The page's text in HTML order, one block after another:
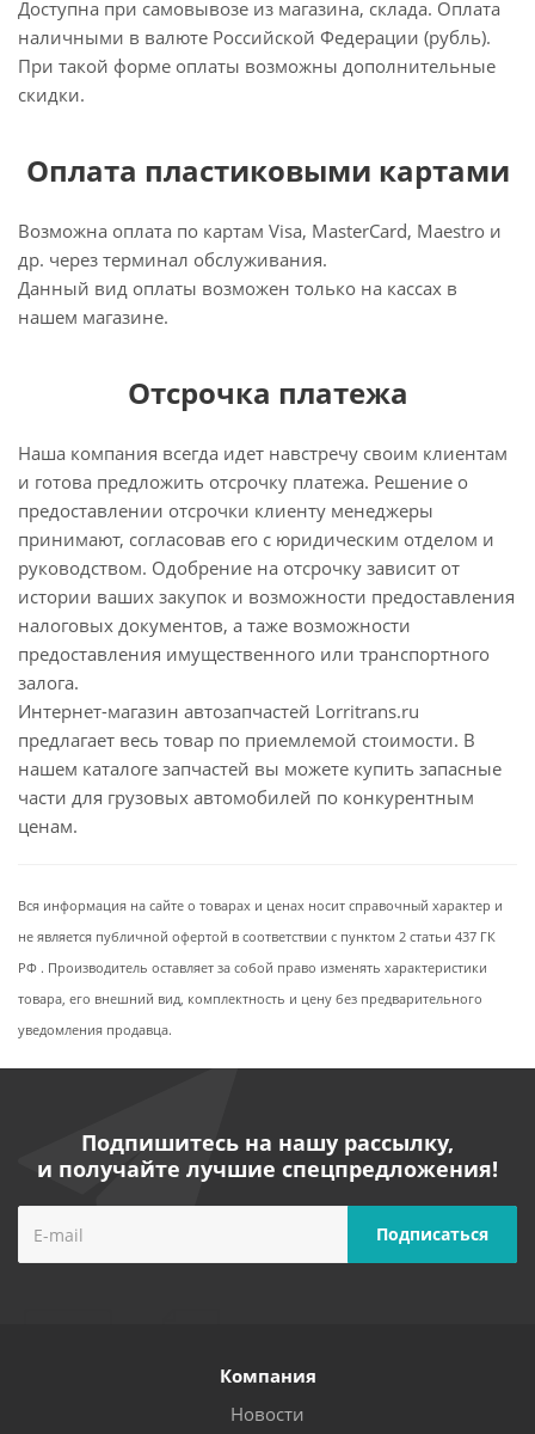
Доступна при самовывозе из магазина, склада. Оплата
наличными в валюте Российской Федерации (рубль).
При такой форме оплаты возможны дополнительные
скидки.
Оплата пластиковыми картами
Возможна оплата по картам Visa, MasterCard, Maestro и
др. через терминал обслуживания.
Данный вид оплаты возможен только на кассах в
нашем магазине.
Отсрочка платежа
Наша компания всегда идет навстречу своим клиентам
и готова предложить отсрочку платежа. Решение о
предоставлении отсрочки клиенту менеджеры
принимают, согласовав его с юридическим отделом и
руководством. Одобрение на отсрочку зависит от
истории ваших закупок и возможности предоставления
налоговых документов, а таже возможности
предоставления имущественного или транспортного
залога.
Интернет-магазин автозапчастей Lorritrans.ru
предлагает весь товар по приемлемой стоимости. В
нашем каталоге запчастей вы можете купить запасные
части для грузовых автомобилей по конкурентным
ценам.
Вся информация на сайте о товарах и ценах носит справочный характер и
не является публичной офертой в соответствии с пунктом 2 статьи 437 ГК
РФ . Производитель оставляет за собой право изменять характеристики
товара, его внешний вид, комплектность и цену без предварительного
уведомления продавца.
Подпишитесь на нашу рассылку,
и получайте лучшие спецпредложения!
Компания
Новости